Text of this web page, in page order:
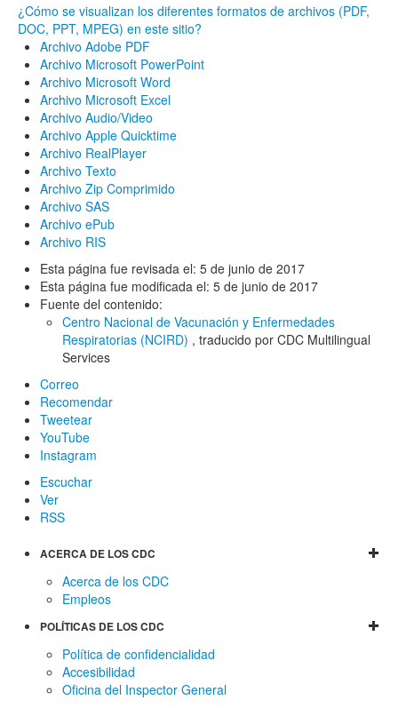
¿Cómo se visualizan los diferentes formatos de archivos (PDF,
DOC, PPT, MPEG) en este sitio?
Archivo Adobe PDF
Archivo Microsoft PowerPoint
Archivo Microsoft Word
Archivo Microsoft Excel
Archivo Audio/Video
Archivo Apple Quicktime
Archivo RealPlayer
Archivo Texto
Archivo Zip Comprimido
Archivo SAS
Archivo ePub
Archivo RIS
Esta página fue revisada el: 5 de junio de 2017
Esta página fue modificada el: 5 de junio de 2017
Fuente del contenido:
Centro Nacional de Vacunación y Enfermedades
Respiratorias (NCIRD) , traducido por CDC Multilingual
Services
Correo
Recomendar
Tweetear
YouTube
Instagram
Escuchar
Ver
RSS
ACERCA DE LOS CDC
Acerca de los CDC
Empleos
POLÍTICAS DE LOS CDC
Política de confidencialidad
Accesibilidad
Oficina del Inspector General